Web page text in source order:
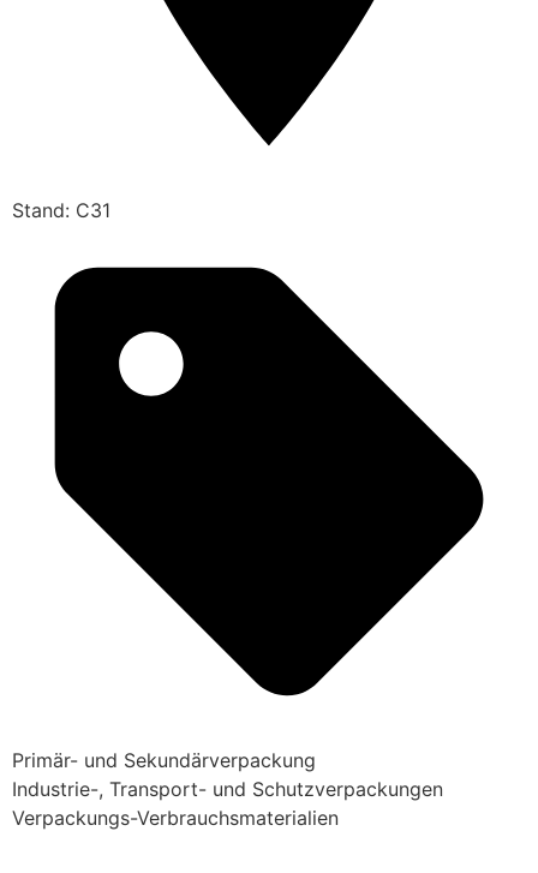
Stand: C31
Primär- und Sekundärverpackung
Industrie-, Transport- und Schutzverpackungen
Verpackungs-Verbrauchsmaterialien